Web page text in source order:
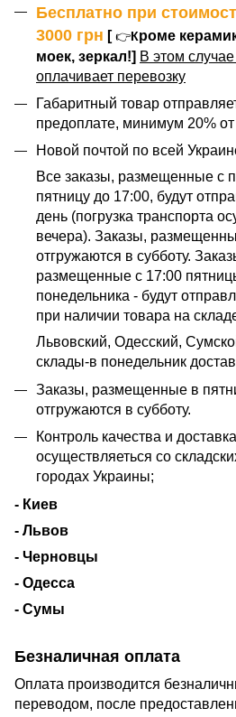
Бесплатно при
3000 грн [👉Кроме
моек, зеркал!] В этом
оплачивает перевозку
Габаритный товар
предоплате, минимум 20% от
Новой почтой по всей
Все заказы, размещенные с
пятницу до 17:00, будут
день (погрузка транспорта
вечера). Заказы,
отгружаются в субботу.
размещенные с 17:00
понедельника - будут
при наличии товара на
Львовский, Одесский,
склады-в понедельник
Заказы, размещенные в
отгружаются в субботу.
Контроль качества и
осуществляеться со
городах Украины;
- Киев
- Львов
- Черновцы
- Одесса
- Сумы
Безналичная оплата
Оплата производится
переводом, после